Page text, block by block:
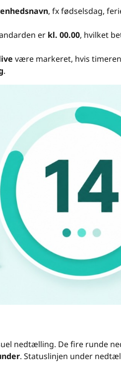
, fx fødselsdag,
er kl. 00.00, hvilket
være markeret, hvis
.
nedtælling. De fire runde
. Statuslinjen under